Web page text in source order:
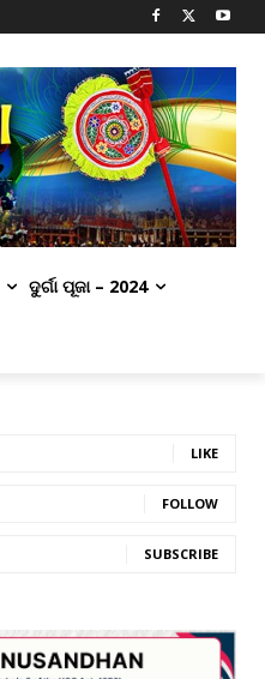
ଦୁର୍ଗା ପୂଜା – 2024
LIKE
FOLLOW
SUBSCRIBE